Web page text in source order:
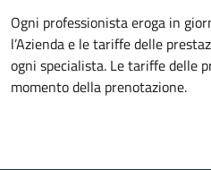
Ogni professionista eroga in
l’Azienda e le tariffe delle
ogni specialista. Le tariffe delle
momento della prenotazione.